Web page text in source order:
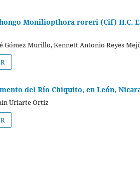
Moniliopthora roreri (Cif) H.C.
Gómez Murillo, Kennett Antonio Reyes
del Río Chiquito, en León,
Uriarte Ortiz